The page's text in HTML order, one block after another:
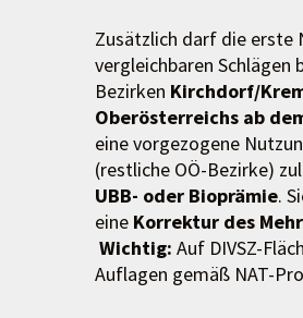
Zusätzlich darf die erste
vergleichbaren
Bezirken Kirchdorf/
Oberösterreichs ab
eine vorgezogene
(restliche OÖ-Bezirke)
UBB- oder Bioprämie.
eine Korrektur des
Wichtig: Auf DIVSZ-
Auflagen gemäß NAT-